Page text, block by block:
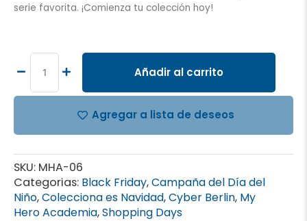
serie favorita. ¡Comienza tu colección hoy!
MY
HERO
ALBUM
Añadir al carrito
Agregar a lista de deseos
SKU: MHA-06
Categorias: Black Friday,Campaña del Día del
Niño,Colecciona es Navidad,Cyber Berlin, My
Hero Academia,Shopping Days